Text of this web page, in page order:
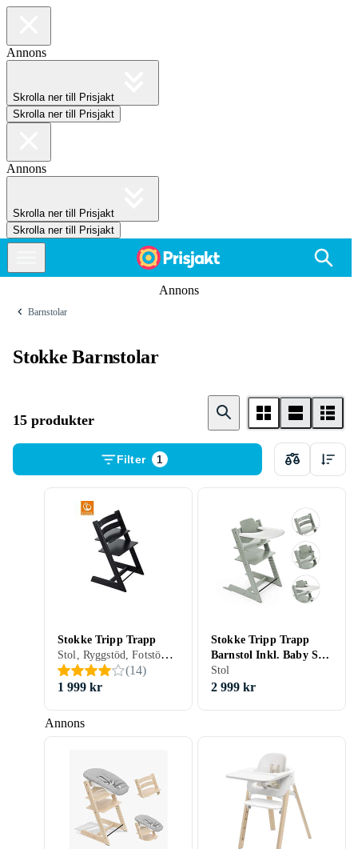
Annons
Skrolla ner till Prisjakt
Skrolla ner till Prisjakt
Annons
Skrolla ner till Prisjakt
Skrolla ner till Prisjakt
Annons
Barnstolar
Stokke Barnstolar
15 produkter
Filter 1
Annons
Stokke Tripp Trapp
Stol, Ryggstöd, Fotstöd, Integrerat bälte/spänne
(14)
1 999 kr
Stokke Tripp Trapp
Barnstol Inkl. Baby Set
Och Bricka
Stol
2 999 kr